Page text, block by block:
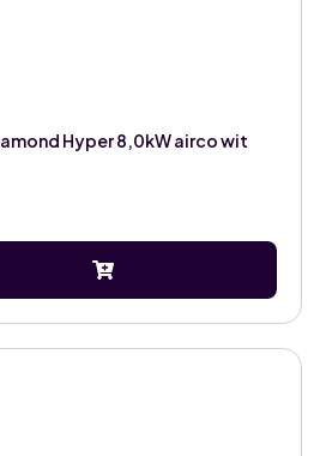
Hyper 8,0kW airco wit